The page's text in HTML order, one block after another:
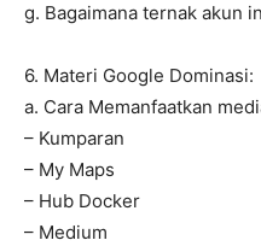
g. Bagaimana ternak akun
6. Materi Google Dominasi:
a. Cara Memanfaatkan
– Kumparan
– My Maps
– Hub Docker
– Medium